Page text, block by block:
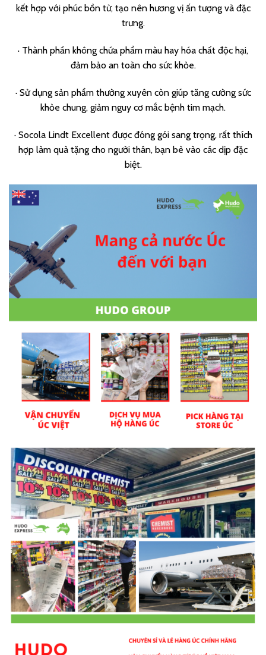
kết hợp với phúc bồn tử, tạo nên hương vị ấn tượng và đặc
trưng.
· Thành phần không chứa phẩm màu hay hóa chất độc hại,
đảm bảo an toàn cho sức khỏe.
· Sử dụng sản phẩm thường xuyên còn giúp tăng cường sức
khỏe chung, giảm nguy cơ mắc bệnh tim mạch.
· Socola Lindt Excellent được đóng gói sang trọng, rất thích
hợp làm quà tặng cho người thân, bạn bè vào các dịp đặc
biệt.